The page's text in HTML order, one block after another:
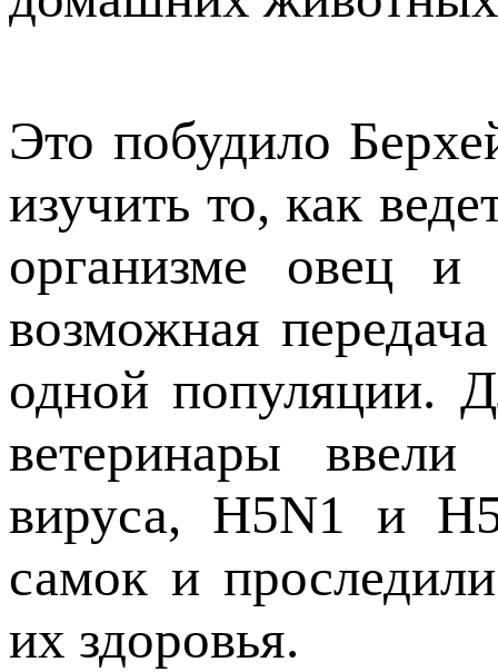
Это побудило
изучить то, как
организме овец и
возможная
одной популяции.
ветеринары
вируса, H5N1 и
самок и
их здоровья.